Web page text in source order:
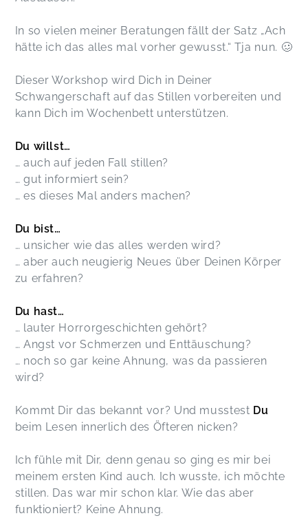
Workshop. Bis zum nächsten Mal :)
dem Stillstart braucht, alle Fragen wurden
beantwortet und die Infos mit unterschiedlichem
Anschauungsmaterial präsentiert. Ich mag
Romanas authentische, ehrliche und humorvolle
Art sehr und werde diesen Workshop definitiv
In so vielen meiner Beratungen fällt der Satz „Ach
hätte ich das alles mal vorher gewusst.“ Tja nun. 🥴
Dieser Workshop wird Dich in Deiner
Schwangerschaft auf das Stillen vorbereiten und
kann Dich im Wochenbett unterstützen.
Du willst…
… auch auf jeden Fall stillen?
… gut informiert sein?
… es dieses Mal anders machen?
Du bist…
… unsicher wie das alles werden wird?
… aber auch neugierig Neues über Deinen Körper
zu erfahren?
Du hast…
… lauter Horrorgeschichten gehört?
… Angst vor Schmerzen und Enttäuschung?
… noch so gar keine Ahnung, was da passieren
wird?
Kommt Dir das bekannt vor? Und musstest Du
beim Lesen innerlich des Öfteren nicken?
Ich fühle mit Dir, denn genau so ging es mir bei
meinem ersten Kind auch. Ich wusste, ich möchte
stillen. Das war mir schon klar. Wie das aber
funktioniert? Keine Ahnung.